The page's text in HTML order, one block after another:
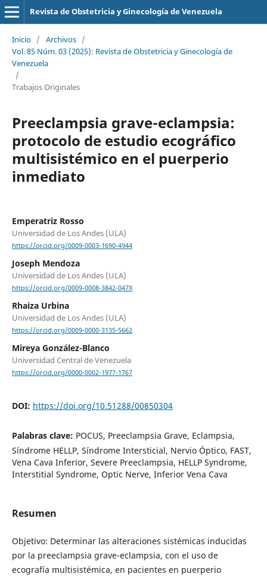
Revista de Obstetricia y Ginecología de Venezuela
Inicio / Archivos /
Vol. 85 Núm. 03 (2025): Revista de Obstetricia y Ginecología de
Venezuela
/
Trabajos Originales
Preeclampsia grave-eclampsia:
protocolo de estudio ecográfico
multisistémico en el puerperio
inmediato
Emperatriz Rosso
Universidad de Los Andes (ULA)
https://orcid.org/0009-0003-1690-4944
Joseph Mendoza
Universidad de Los Andes (ULA)
https://orcid.org/0009-0008-3842-047X
Rhaiza Urbina
Universidad de Los Andes (ULA)
https://orcid.org/0009-0000-3135-5662
Mireya González-Blanco
Universidad Central de Venezuela
https://orcid.org/0000-0002-1977-1767
DOI: https://doi.org/10.51288/00850304
Palabras clave: POCUS, Preeclampsia Grave, Eclampsia,
Síndrome HELLP, Síndrome Intersticial, Nervio Óptico, FAST,
Vena Cava Inferior, Severe Preeclampsia, HELLP Syndrome,
Interstitial Syndrome, Optic Nerve, Inferior Vena Cava
Resumen
Objetivo: Determinar las alteraciones sistémicas inducidas
por la preeclampsia grave-eclampsia, con el uso de
ecografía multisistémica, en pacientes en puerperio